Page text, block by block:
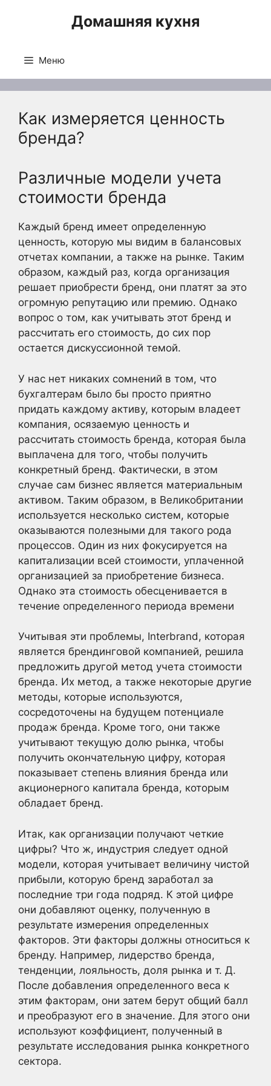
Домашняя кухня
Меню
Как измеряется ценность
бренда?
Различные модели учета
стоимости бренда
Каждый бренд имеет определенную
ценность, которую мы видим в балансовых
отчетах компании, а также на рынке. Таким
образом, каждый раз, когда организация
решает приобрести бренд, они платят за это
огромную репутацию или премию. Однако
вопрос о том, как учитывать этот бренд и
рассчитать его стоимость, до сих пор
остается дискуссионной темой.
У нас нет никаких сомнений в том, что
бухгалтерам было бы просто приятно
придать каждому активу, которым владеет
компания, осязаемую ценность и
рассчитать стоимость бренда, которая была
выплачена для того, чтобы получить
конкретный бренд. Фактически, в этом
случае сам бизнес является материальным
активом. Таким образом, в Великобритании
используется несколько систем, которые
оказываются полезными для такого рода
процессов. Один из них фокусируется на
капитализации всей стоимости, уплаченной
организацией за приобретение бизнеса.
Однако эта стоимость обесценивается в
течение определенного периода времени
Учитывая эти проблемы, Interbrand, которая
является брендинговой компанией, решила
предложить другой метод учета стоимости
бренда. Их метод, а также некоторые другие
методы, которые используются,
сосредоточены на будущем потенциале
продаж бренда. Кроме того, они также
учитывают текущую долю рынка, чтобы
получить окончательную цифру, которая
показывает степень влияния бренда или
акционерного капитала бренда, которым
обладает бренд.
Итак, как организации получают четкие
цифры? Что ж, индустрия следует одной
модели, которая учитывает величину чистой
прибыли, которую бренд заработал за
последние три года подряд. К этой цифре
они добавляют оценку, полученную в
результате измерения определенных
факторов. Эти факторы должны относиться к
бренду. Например, лидерство бренда,
тенденции, лояльность, доля рынка и т. Д.
После добавления определенного веса к
этим факторам, они затем берут общий балл
и преобразуют его в значение. Для этого они
используют коэффициент, полученный в
результате исследования рынка конкретного
сектора.